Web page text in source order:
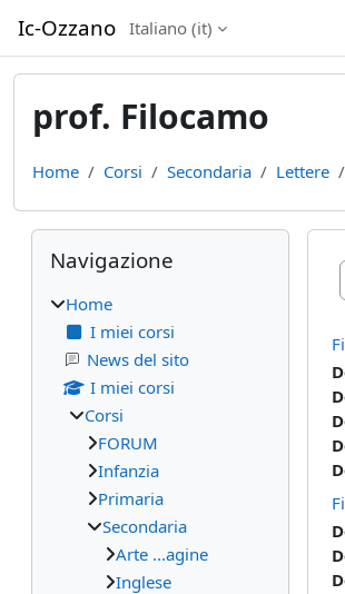
Ic-Ozzano Italiano ‎(it)‎
prof. Filocamo
Home Corsi Secondaria Lettere
Blocchi
Salta Navigazione
Navigazione
Home
I miei corsi
News del sito
I miei corsi
Corsi
FORUM
Infanzia
Primaria
Secondaria
Arte ...agine
Inglese